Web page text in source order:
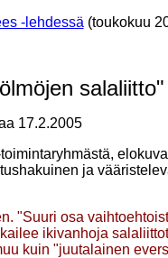
-lehdessä (toukokuu
salaliitto"
17.2.2005
ja
"Suuri osa
ikivanhoja
kuin "juutalainen